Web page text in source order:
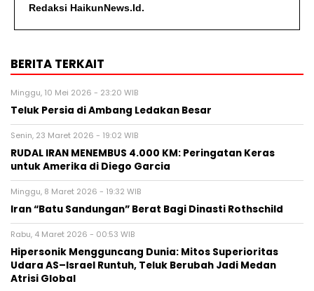
Redaksi HaikunNews.Id.
BERITA TERKAIT
Minggu, 10 Mei 2026 - 23:20 WIB
Teluk Persia di Ambang Ledakan Besar
Senin, 23 Maret 2026 - 19:02 WIB
RUDAL IRAN MENEMBUS 4.000 KM: Peringatan Keras
untuk Amerika di Diego Garcia
Minggu, 8 Maret 2026 - 19:32 WIB
Iran “Batu Sandungan” Berat Bagi Dinasti Rothschild
Rabu, 4 Maret 2026 - 00:53 WIB
Hipersonik Mengguncang Dunia: Mitos Superioritas
Udara AS–Israel Runtuh, Teluk Berubah Jadi Medan
Atrisi Global